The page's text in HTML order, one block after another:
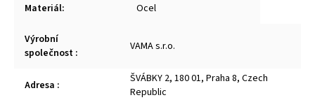
Materiál: Ocel
Výrobní
společnost : VAMA s.r.o.
Adresa :
ŠVÁBKY 2, 180 01, Praha 8, Czech
Republic